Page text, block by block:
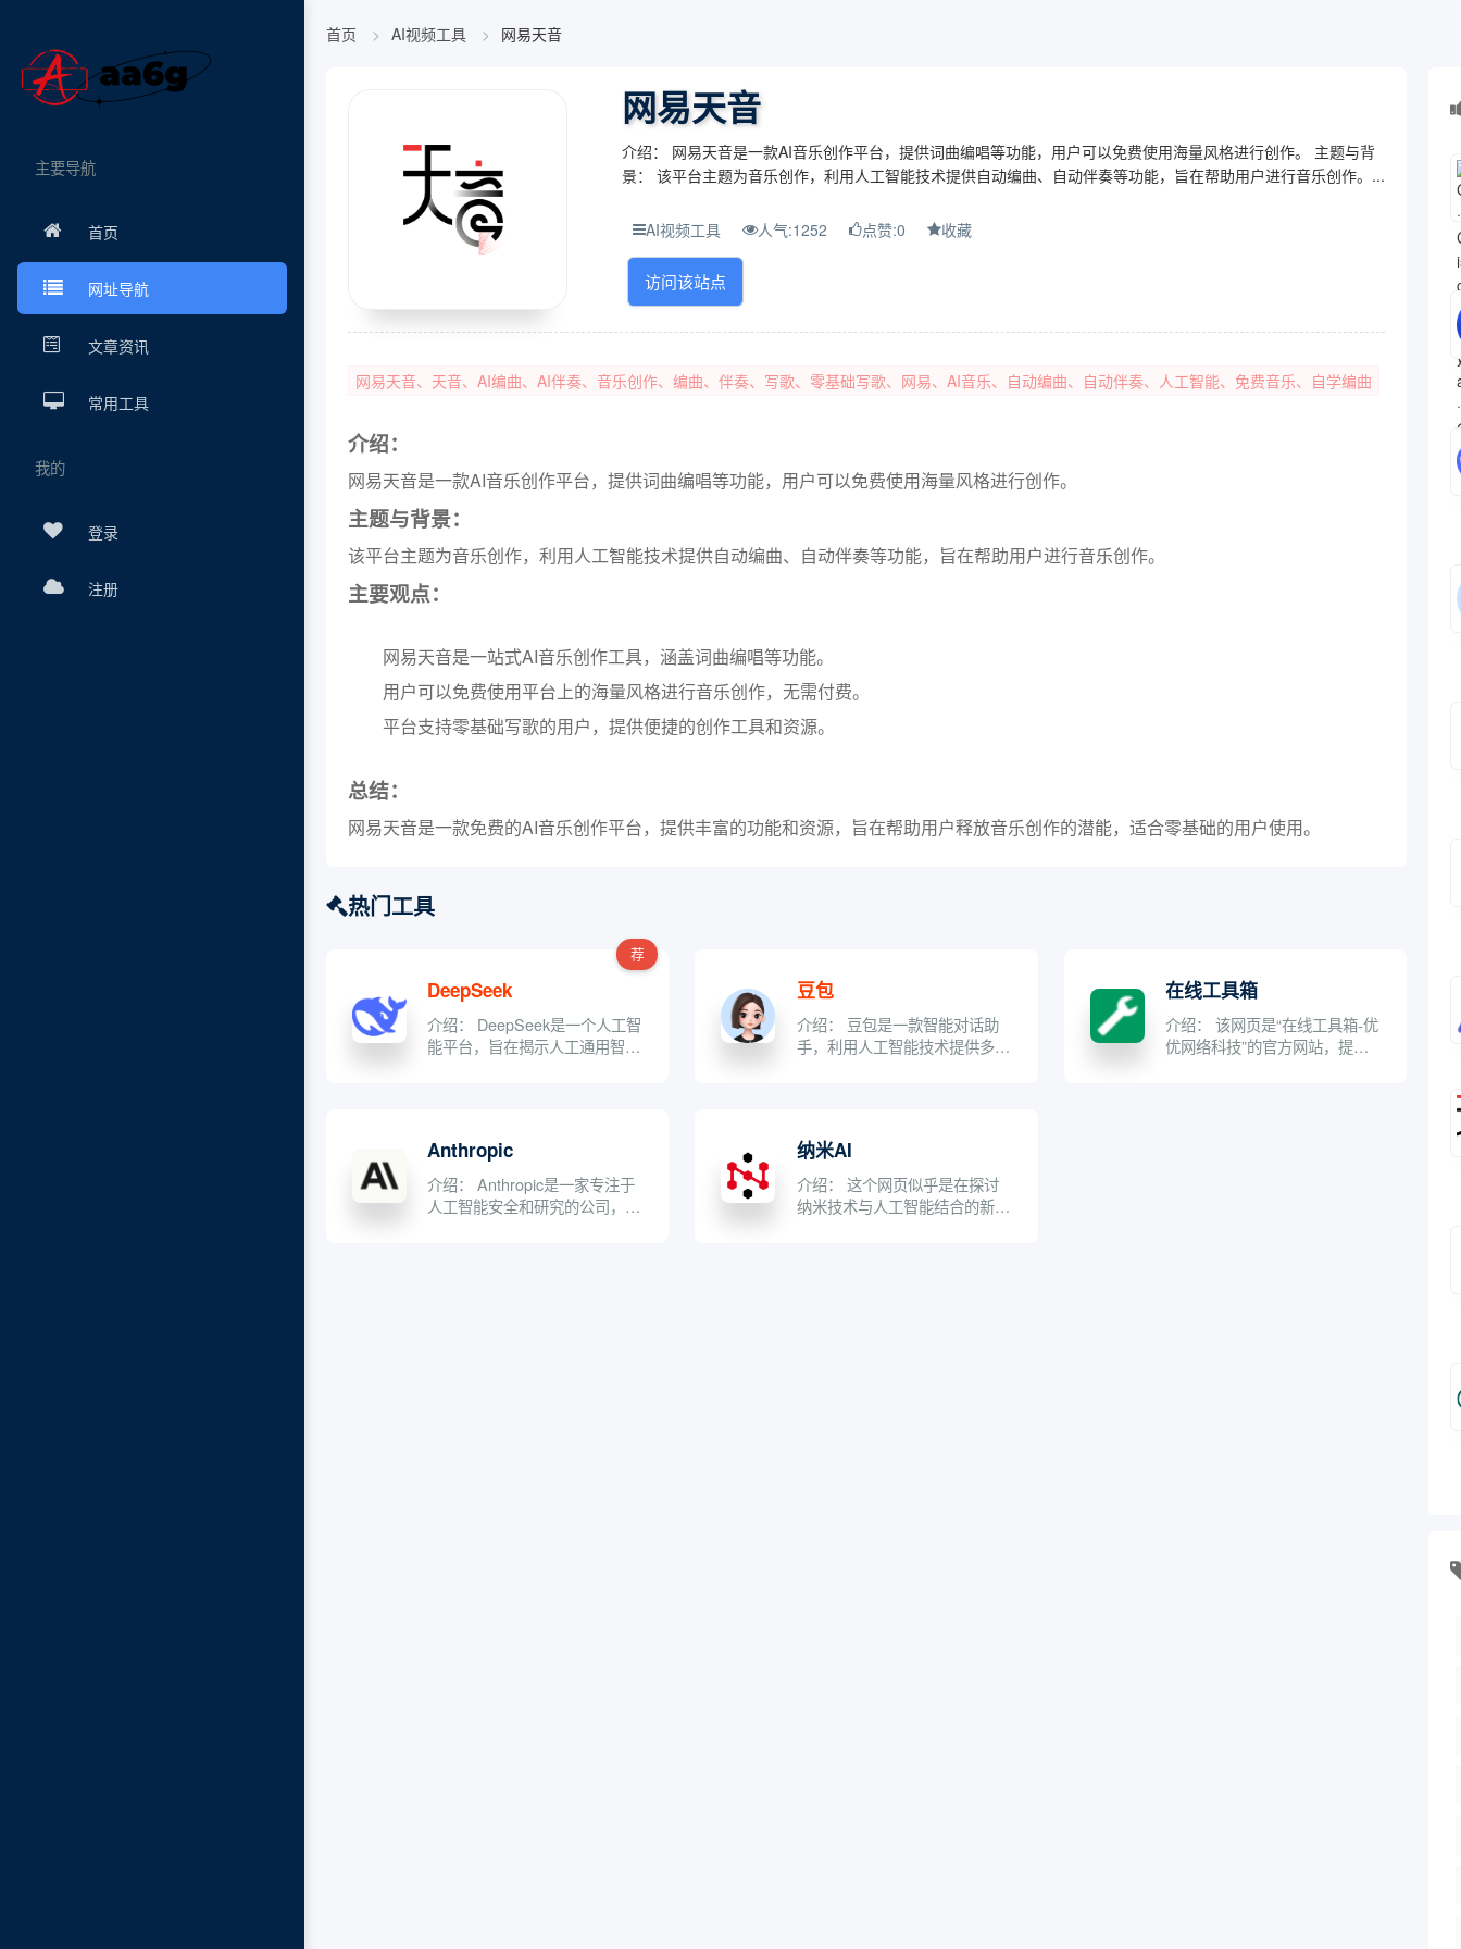
主要导航
首页
网址导航
文章资讯
常用工具
我的
登录
注册
首页 AI视频工具 网易天音
网易天音
介绍： 网易天音是一款AI音乐创作平台，提供词曲编唱等功能，用户可以免费使用海量风格进行创作。 主题与背
景： 该平台主题为音乐创作，利用人工智能技术提供自动编曲、自动伴奏等功能，旨在帮助用户进行音乐创作。...
AI视频工具 人气:1252 点赞:0 收藏
访问该站点
网易天音、天音、AI编曲、AI伴奏、音乐创作、编曲、伴奏、写歌、零基础写歌、网易、AI音乐、自动编曲、自动伴奏、人工智能、免费音乐、自学编曲
介绍：
网易天音是一款AI音乐创作平台，提供词曲编唱等功能，用户可以免费使用海量风格进行创作。
主题与背景：
该平台主题为音乐创作，利用人工智能技术提供自动编曲、自动伴奏等功能，旨在帮助用户进行音乐创作。
主要观点：
网易天音是一站式AI音乐创作工具，涵盖词曲编唱等功能。
用户可以免费使用平台上的海量风格进行音乐创作，无需付费。
平台支持零基础写歌的用户，提供便捷的创作工具和资源。
总结：
网易天音是一款免费的AI音乐创作平台，提供丰富的功能和资源，旨在帮助用户释放音乐创作的潜能，适合零基础的用户使用。
热门工具
荐
DeepSeek
介绍： DeepSeek是一个人工智
能平台，旨在揭示人工通用智能
豆包
介绍： 豆包是一款智能对话助
手，利用人工智能技术提供多功
在线工具箱
介绍： 该网页是“在线工具箱-优
优网络科技”的官方网站，提供
Anthropic
介绍： Anthropic是一家专注于
人工智能安全和研究的公司，致
纳米AI
介绍： 这个网页似乎是在探讨
纳米技术与人工智能结合的新兴